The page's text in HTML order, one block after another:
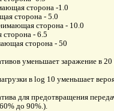
сторона -1.0
сторона - 5.0
сторона - 10.0
- 6.5
сторона - 50
уменьшает заражение в 20
в log 10 уменьшает
для предотвращения
до 90%.).